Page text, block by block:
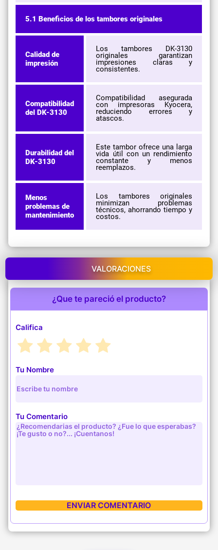
5.1 Beneficios de los tambores originales
Calidad de
impresión
Los tambores DK-3130
originales garantizan
impresiones claras y
consistentes.
Compatibilidad
del DK-3130
Compatibilidad asegurada
con impresoras Kyocera,
reduciendo errores y
atascos.
Durabilidad del
DK-3130
Este tambor ofrece una larga
vida útil con un rendimiento
constante y menos
reemplazos.
Menos
problemas de
mantenimiento
Los tambores originales
minimizan problemas
técnicos, ahorrando tiempo y
costos.
VALORACIONES
¿Que te pareció el producto?
Califica
Tu Nombre
Tu Comentario